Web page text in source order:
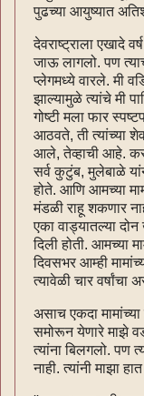
पुढच्या आयुष्यात
देवराष्ट्राला एखादे
जाऊ लागलो. पण
प्लेगमध्ये वारले. मी
झाल्यामुळे त्यांचे मी
गोष्टी मला फार
आठवते, ती त्यांच्या
आले, तेव्हाची आहे.
सर्व कुटुंब, मुलेबाळे
होते. आणि आमच्या
मंडळी राहू शकणार
एका वाड्यातल्या
दिली होती. आमच्या
दिवसभर आम्ही
त्यावेळी चार वर्षांचा
असाच एकदा
समोरून येणारे माझे
त्यांना बिलगलो. पण
नाही. त्यांनी माझा